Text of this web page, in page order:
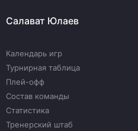
Салават Юлаев
Календарь игр
Турнирная таблица
Плей-офф
Состав команды
Статистика
Тренерский штаб